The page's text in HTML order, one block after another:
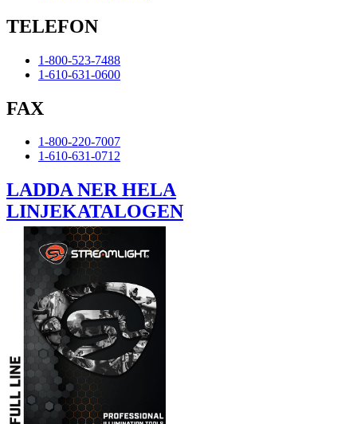
TELEFON
1-800-523-7488
1-610-631-0600
FAX
1-800-220-7007
1-610-631-0712
LADDA NER HELA
LINJEKATALOGEN